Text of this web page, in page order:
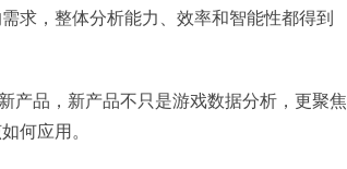
求，整体分析能力、效率和智能性都得到
产品，新产品不只是游戏数据分析，更聚焦
何应用。